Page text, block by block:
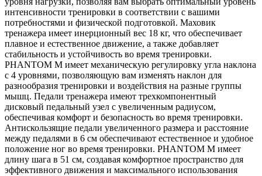
интенсивности тренировки в соответствии с вашими
потребностями и физической подготовкой. Маховик
тренажера имеет инерционный вес 18 кг, что обеспечивает
плавное и естественное движение, а также добавляет
стабильность и устойчивость во время тренировки.
PHANTOM M имеет механическую регулировку угла наклона
с 4 уровнями, позволяющую вам изменять наклон для
разнообразия тренировки и воздействия на разные группы
мышц. Педали тренажера имеют трехкомпонентный
дисковый педальный узел с увеличенным радиусом,
обеспечивая комфорт и безопасность во время тренировки.
Антискользящие педали увеличенного размера и расстояние
между педалями в 6 см обеспечивают естественное и удобное
положение ног во время тренировки. PHANTOM M имеет
длину шага в 51 см, создавая комфортное пространство для
эффективного движения и максимального использования